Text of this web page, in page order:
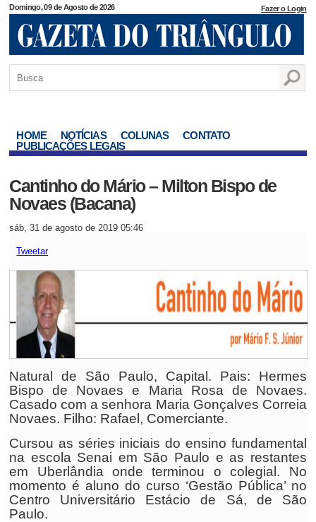
Domingo, 09 de Agosto de 2026 Fazer o Login
HOME NOTÍCIAS COLUNAS
CONTATO
PUBLICAÇÕES LEGAIS
Cantinho do Mário – Milton Bispo de
Novaes (Bacana)
sáb, 31 de agosto de 2019 05:46
Tweetar
Natural de São Paulo, Capital. Pais: Hermes
Bispo de Novaes e Maria Rosa de Novaes.
Casado com a senhora Maria Gonçalves Correia
Novaes. Filho: Rafael, Comerciante.
Cursou as séries iniciais do ensino fundamental
na escola Senai em São Paulo e as restantes
em Uberlândia onde terminou o colegial. No
momento é aluno do curso ‘Gestão Pública’ no
Centro Universitário Estácio de Sá, de São
Paulo.